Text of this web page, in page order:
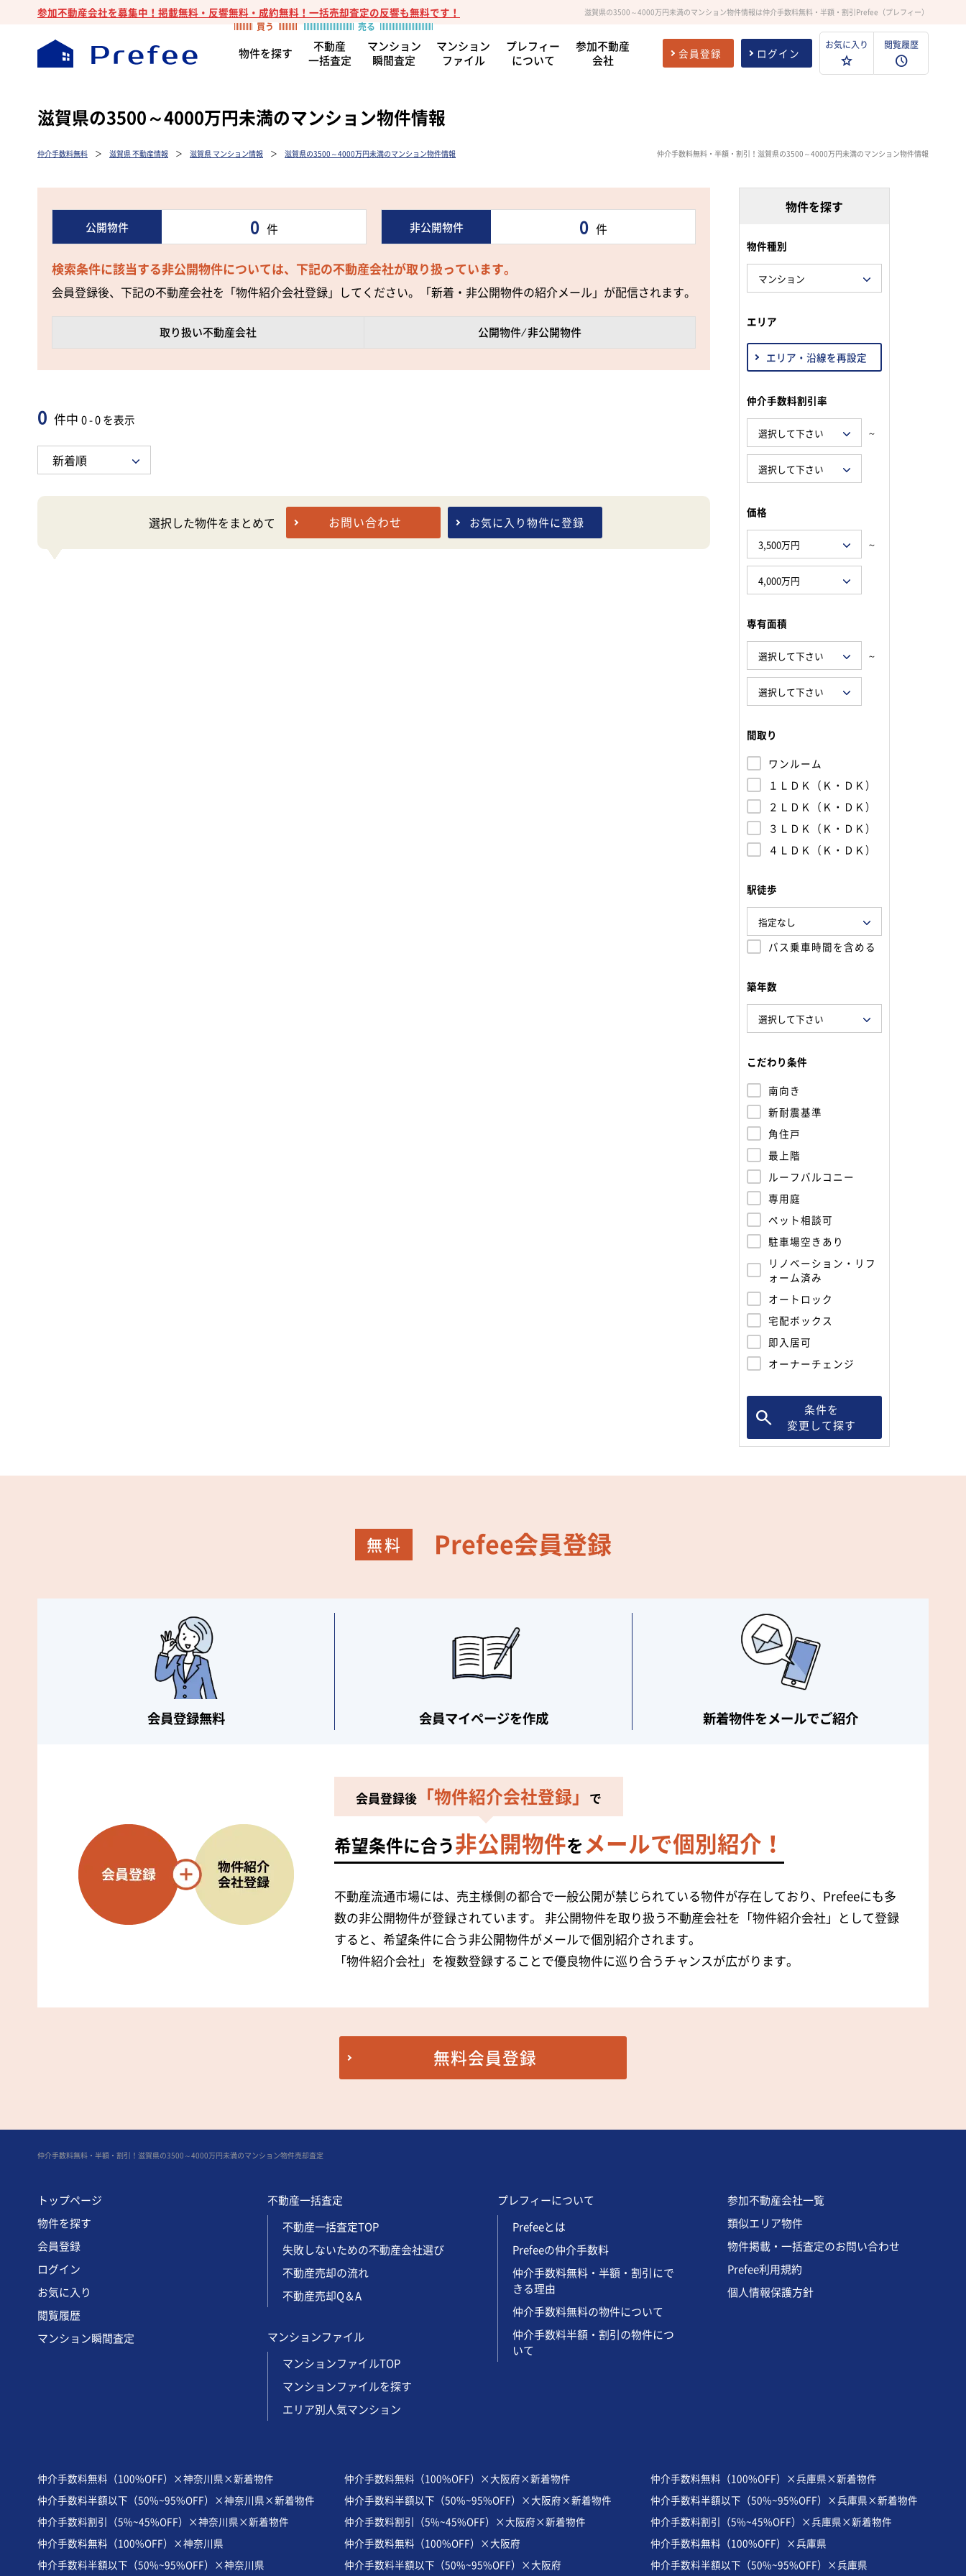
参加不動産会社を募集中！掲載無料・反響無料・成約無料！一括売却査定の反響も無料です！ 滋賀県の3500～4000万円未満のマンション物件情報は仲介手数料無料・半額・割引Prefee（プレフィー）
物件を探す
不動産
一括査定
マンション
瞬間査定
マンション
ファイル
プレフィー
について
参加不動産
会社
会員登録 ログイン
お気に入り 閲覧履歴
滋賀県の3500～4000万円未満のマンション物件情報
仲介手数料無料 ＞ 滋賀県 不動産情報 ＞ 滋賀県 マンション情報 ＞ 滋賀県の3500～4000万円未満のマンション物件情報 仲介手数料無料・半額・割引！滋賀県の3500～4000万円未満のマンション物件情報
公開物件 0 件 非公開物件 0 件
検索条件に該当する非公開物件については、下記の不動産会社が取り扱っています。
会員登録後、下記の不動産会社を「物件紹介会社登録」してください。「新着・非公開物件の紹介メール」が配信されます。
取り扱い不動産会社 公開物件 ⁄ 非公開物件
0 件中 0 - 0 を表示
選択した物件をまとめて お問い合わせ お気に入り物件に登録
物件を探す
物件種別
エリア
エリア・沿線を再設定
仲介手数料割引率
～
価格
～
専有面積
～
間取り
ワンルーム
１ＬＤＫ（Ｋ・ＤＫ）
２ＬＤＫ（Ｋ・ＤＫ）
３ＬＤＫ（Ｋ・ＤＫ）
４ＬＤＫ（Ｋ・ＤＫ）
駅徒歩
バス乗車時間を含める
築年数
こだわり条件
南向き
新耐震基準
角住戸
最上階
ルーフバルコニー
専用庭
ペット相談可
駐車場空きあり
リノベーション・リフ
ォーム済み
オートロック
宅配ボックス
即入居可
オーナーチェンジ
条件を
変更して探す
Prefee会員登録
会員登録無料 会員マイページを作成 新着物件をメールでご紹介
会員登録後 「物件紹介会社登録」 で
希望条件に合う非公開物件をメールで個別紹介！
不動産流通市場には、売主様側の都合で一般公開が禁じられている物件が存在しており、Prefeeにも多
数の非公開物件が登録されています。 非公開物件を取り扱う不動産会社を「物件紹介会社」として登録
すると、希望条件に合う非公開物件がメールで個別紹介されます。
「物件紹介会社」を複数登録することで優良物件に巡り合うチャンスが広がります。
無料会員登録
仲介手数料無料・半額・割引！滋賀県の3500～4000万円未満のマンション物件売却査定
トップページ
物件を探す
会員登録
ログイン
お気に入り
閲覧履歴
マンション瞬間査定
不動産一括査定
不動産一括査定TOP
失敗しないための不動産会社選び
不動産売却の流れ
不動産売却Q＆A
マンションファイル
マンションファイルTOP
マンションファイルを探す
エリア別人気マンション
プレフィーについて
Prefeeとは
Prefeeの仲介手数料
仲介手数料無料・半額・割引にで
きる理由
仲介手数料無料の物件について
仲介手数料半額・割引の物件につ
いて
参加不動産会社一覧
類似エリア物件
物件掲載・一括査定のお問い合わせ
Prefee利用規約
個人情報保護方針
仲介手数料無料（100%OFF）×神奈川県×新着物件 仲介手数料無料（100%OFF）×大阪府×新着物件
仲介手数料無料（100%OFF）×兵庫県×新着物件
仲介手数料半額以下（50%~95%OFF）×神奈川県×新着物件
仲介手数料半額以下（50%~95%OFF）×大阪府×新着物件
仲介手数料半額以下（50%~95%OFF）×兵庫県×新着物件
仲介手数料割引（5%~45%OFF）×神奈川県×新着物件
仲介手数料割引（5%~45%OFF）×大阪府×新着物件
仲介手数料割引（5%~45%OFF）×兵庫県×新着物件
仲介手数料無料（100%OFF）×神奈川県
仲介手数料無料（100%OFF）×大阪府
仲介手数料無料（100%OFF）×兵庫県
仲介手数料半額以下（50%~95%OFF）×神奈川県
仲介手数料半額以下（50%~95%OFF）×大阪府 仲介手数料半額以下（50%~95%OFF）×兵庫県